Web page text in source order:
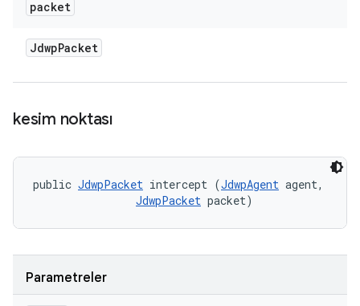
packet
JdwpPacket
kesim noktası
public JdwpPacket intercept (JdwpAgent agent,
JdwpPacket packet)
Parametreler